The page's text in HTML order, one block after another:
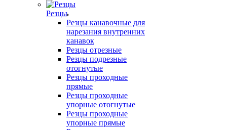
Резцы
Резцы канавочные для
нарезания внутренних
канавок
Резцы отрезные
Резцы подрезные
отогнутые
Резцы проходные
прямые
Резцы проходные
упорные отогнутые
Резцы проходные
упорные прямые